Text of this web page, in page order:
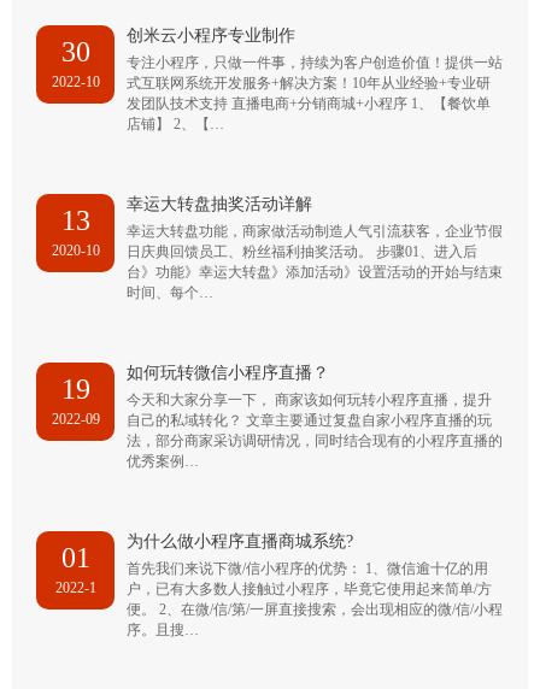
30
2022-10
创米云小程序专业制作
专注小程序，只做一件事，持续为客户创造价值！提供一站
式互联网系统开发服务+解决方案！10年从业经验+专业研
发团队技术支持 直播电商+分销商城+小程序 1、【餐饮单
店铺】 2、【…
13
2020-10
幸运大转盘抽奖活动详解
幸运大转盘功能，商家做活动制造人气引流获客，企业节假
日庆典回馈员工、粉丝福利抽奖活动。 步骤01、进入后
台》功能》幸运大转盘》添加活动》设置活动的开始与结束
时间、每个…
19
2022-09
如何玩转微信小程序直播？
今天和大家分享一下， 商家该如何玩转小程序直播，提升
自己的私域转化？ 文章主要通过复盘自家小程序直播的玩
法，部分商家采访调研情况，同时结合现有的小程序直播的
优秀案例…
01
2022-1
为什么做小程序直播商城系统?
首先我们来说下微/信小程序的优势： 1、微信逾十亿的用
户，已有大多数人接触过小程序，毕竟它使用起来简单/方
便。 2、在微/信/第/一屏直接搜索，会出现相应的微/信/小程
序。且搜…